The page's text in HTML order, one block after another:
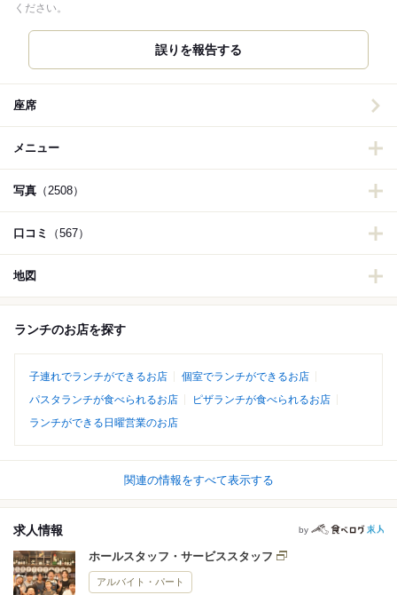
ください。
誤りを報告する
座席
メニュー
写真 （2508）
口コミ （567）
地図
ランチのお店を探す
子連れでランチができるお店
個室でランチができるお店
パスタランチが食べられるお店
ピザランチが食べられるお店
ランチができる日曜営業のお店
関連の情報をすべて表示する
求人情報 by
ホールスタッフ・サービススタッフ
アルバイト・パート